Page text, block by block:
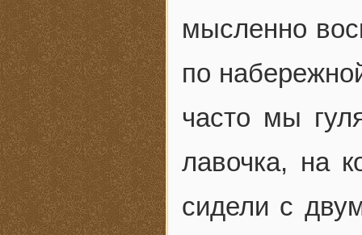
мысленно
по
часто мы
лавочка, на
сидели с